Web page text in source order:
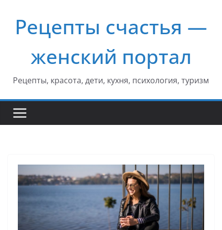
содержимому
Рецепты счастья —
женский портал
Рецепты, красота, дети, кухня, психология, туризм